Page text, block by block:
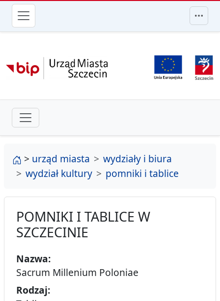
przejdź do głównego menu
strona główna
> urząd miasta
wydziały i biura
wydział kultury
pomniki i tablice
POMNIKI I TABLICE W
SZCZECINIE
Nazwa:
Sacrum Millenium Poloniae
Rodzaj: